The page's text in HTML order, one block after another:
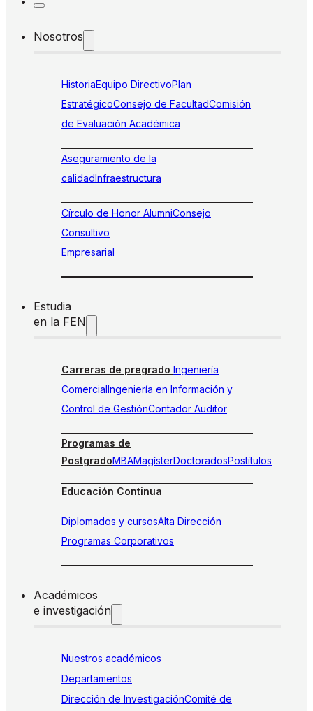
Nosotros
HistoriaEquipo DirectivoPlan
EstratégicoConsejo de FacultadComisión
de Evaluación Académica
Aseguramiento de la
calidadInfraestructura
Círculo de Honor AlumniConsejo
Consultivo
Empresarial
Estudia
en la FEN
Carreras de pregrado Ingeniería
ComercialIngeniería en Información y
Control de GestiónContador Auditor
Programas de
PostgradoMBAMagísterDoctoradosPostítulos
Educación Continua
Diplomados y cursosAlta Dirección
Programas Corporativos
Académicos
e investigación
Nuestros académicos
Departamentos
Dirección de InvestigaciónComité de